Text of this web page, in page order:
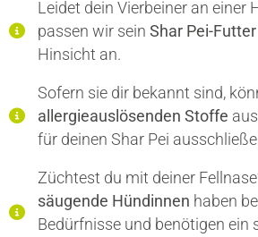
Leidet dein Vierbeiner an einer
passen wir sein Shar Pei-Futter
Hinsicht an.
Sofern sie dir bekannt sind,
allergieauslösenden Stoffe
für deinen Shar Pei
Züchtest du mit deiner
säugende Hündinnen haben
Bedürfnisse und benötigen ein